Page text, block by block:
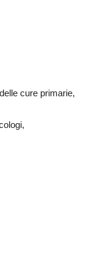
cure primarie,